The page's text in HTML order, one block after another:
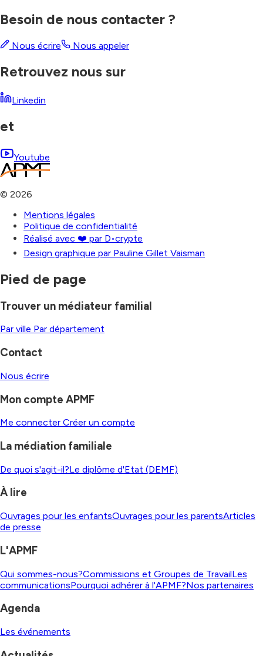
Besoin de nous contacter ?
Nous écrire Nous appeler
Retrouvez nous sur
Linkedin
et
Youtube
© 2026
Mentions légales
Politique de confidentialité
Réalisé avec ❤️ par D•crypte
Design graphique par Pauline Gillet Vaisman
Pied de page
Trouver un médiateur familial
Par ville Par département
Contact
Nous écrire
Mon compte APMF
Me connecter Créer un compte
La médiation familiale
De quoi s'agit-il?Le diplôme d'Etat (DEMF)
À lire
Ouvrages pour les enfantsOuvrages pour les parentsArticles
de presse
L'APMF
Qui sommes-nous?Commissions et Groupes de TravailLes
communicationsPourquoi adhérer à l'APMF?Nos partenaires
Agenda
Les événements